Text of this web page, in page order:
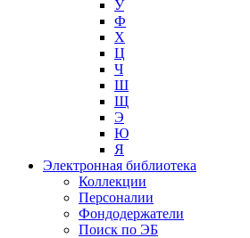
У
Ф
Х
Ц
Ч
Ш
Щ
Э
Ю
Я
Электронная библиотека
Коллекции
Персоналии
Фондодержатели
Поиск по ЭБ